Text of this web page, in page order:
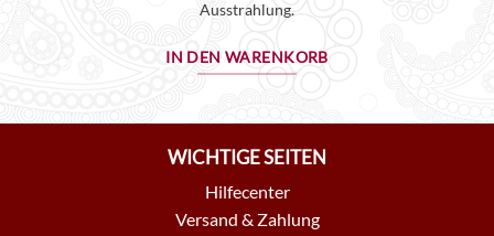
Ausstrahlung.
IN DEN WARENKORB
WICHTIGE SEITEN
Hilfecenter
Versand & Zahlung